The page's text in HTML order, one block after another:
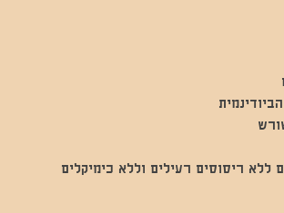
ריסוסים רעילים וללא כימיקלים